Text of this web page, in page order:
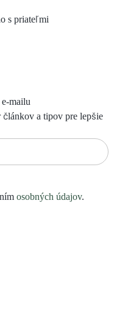
s priateľmi
mailu
článkov a tipov pre lepšie
osobných údajov.